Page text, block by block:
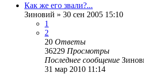
Как же его звали?...
Зиновий » 30 сен 2005 15:10
1
2
20 Ответы
36229 Просмотры
Последнее сообщение
31 мар 2010 11:14